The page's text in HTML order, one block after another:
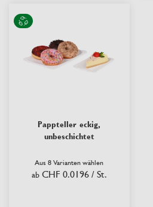
Pappteller eckig,
unbeschichtet
Aus 8 Varianten wählen
ab CHF 0.0196 / St.